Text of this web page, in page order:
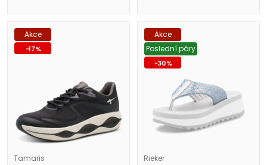
Akce
-17%
Tamaris
Akce
Poslední páry
-30%
Rieker